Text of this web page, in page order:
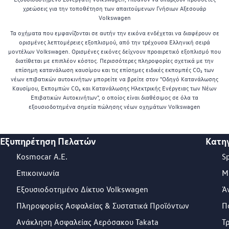
χρεώσεις για την τοποθέτηση των απαιτούμενων Γνήσιων Αξεσουάρ
Volkswagen
Τα οχήματα που εμφανίζονται σε αυτήν την εικόνα ενδέχεται να διαφέρουν σε
ορισμένες λεπτομέρειες εξοπλισμού, από την τρέχουσα Ελληνική σειρά
μοντέλων Volkswagen. Ορισμένες εικόνες δείχνουν προαιρετικό εξοπλισμό που
διατίθεται με επιπλέον κόστος. Περισσότερες πληροφορίες σχετικά με την
επίσημη κατανάλωση καυσίμου και τις επίσημες ειδικές εκπομπές CO₂ των
νέων επιβατικών αυτοκινήτων μπορείτε να βρείτε στον "Οδηγό Κατανάλωσης
Καυσίμου, Εκπομπών CO₂ και Κατανάλωσης Ηλεκτρικής Ενέργειας των Νέων
Επιβατικών Αυτοκινήτων", ο οποίος είναι διαθέσιμος σε όλα τα
εξουσιοδοτημένα σημεία πώλησης νέων οχημάτων Volkswagen
Footer Teaser
Εξυπηρέτηση Πελατών
Kosmocar Α.Ε.
Επικοινωνία
Εξουσιοδοτημένο Δίκτυο Volkswagen
Πληροφορίες Ασφαλείας & Συστατικά Προϊόντων
Ανάκληση Ασφαλείας Αερόσακου Takata